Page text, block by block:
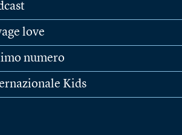
love
numero
Kids